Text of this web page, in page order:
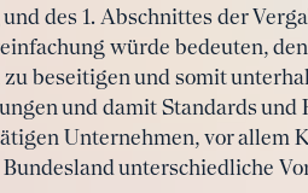
des 1. Abschnittes der
würde bedeuten,
beseitigen und somit
und damit Standards
Unternehmen, vor allem
unterschiedliche